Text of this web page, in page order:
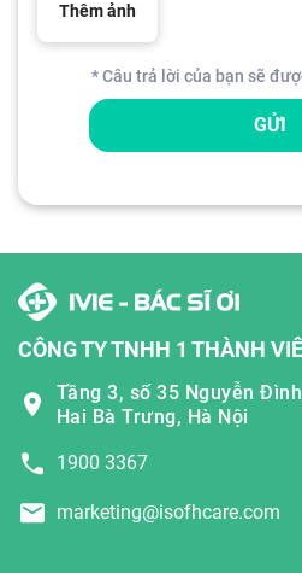
Thêm ảnh
* Câu trả lời của bạn sẽ
GỬI
CÔNG TY TNHH 1 THÀNH
Tầng 3, số 35 Nguyễn
Hai Bà Trưng, Hà Nội
1900 3367
marketing@isofhcare.com